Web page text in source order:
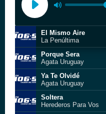
El Mismo Aire
La Penúltima
Porque Sera
Agata Uruguay
Ya Te Olvidé
Agata Uruguay
Soltera
Herederos Para Vos